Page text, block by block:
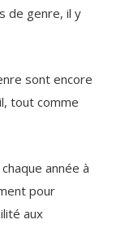
de genre, il y
sont encore
tout comme
année à
pour
aux